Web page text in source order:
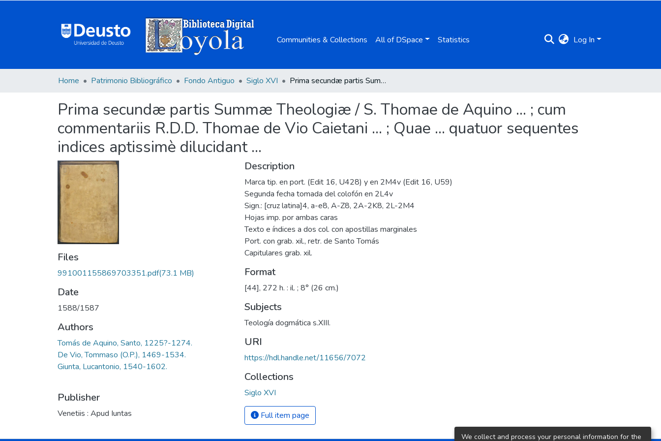
Communities & Collections All of DSpace Statistics Log In
Home Patrimonio Bibliográfico Fondo Antiguo Siglo XVI Prima secundæ partis Summæ Theologiæ / S. Thomae de Aquino ... ; cum commentariis R.D.D. Thomae de Vio Caietani ... ; Quae ... quatuor sequentes indices aptissimè dilucidant ...
Prima secundæ partis Summæ Theologiæ / S. Thomae de Aquino ... ; cum
commentariis R.D.D. Thomae de Vio Caietani ... ; Quae ... quatuor sequentes
indices aptissimè dilucidant ...
Files
991001155869703351.pdf(73.1 MB)
Date
1588/1587
Authors
Tomás de Aquino, Santo, 1225?-1274.
De Vio, Tommaso (O.P.), 1469-1534.
Giunta, Lucantonio, 1540-1602.
Publisher
Venetiis : Apud Iuntas
Description
Marca tip. en port. (Edit 16, U428) y en 2M4v (Edit 16, U59)
Segunda fecha tomada del colofón en 2L4v
Sign.: [cruz latina]4, a-e8, A-Z8, 2A-2K8, 2L-2M4
Hojas imp. por ambas caras
Texto e índices a dos col. con apostillas marginales
Port. con grab. xil., retr. de Santo Tomás
Capitulares grab. xil.
Format
[44], 272 h. : il. ; 8° (26 cm.)
Subjects
Teología dogmática s.XIII.
URI
https://hdl.handle.net/11656/7072
Collections
Siglo XVI
Full item page
We collect and process your personal information for the